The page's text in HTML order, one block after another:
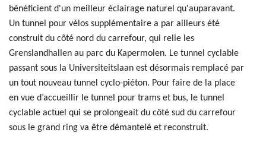
bénéficient d'un meilleur éclairage naturel qu'auparavant.
Un tunnel pour vélos supplémentaire a par ailleurs été
construit du côté nord du carrefour, qui relie les
Grenslandhallen au parc du Kapermolen. Le tunnel cyclable
passant sous la Universiteitslaan est désormais remplacé par
un tout nouveau tunnel cyclo-piéton. Pour faire de la place
en vue d’accueillir le tunnel pour trams et bus, le tunnel
cyclable actuel qui se prolongeait du côté sud du carrefour
sous le grand ring va être démantelé et reconstruit.